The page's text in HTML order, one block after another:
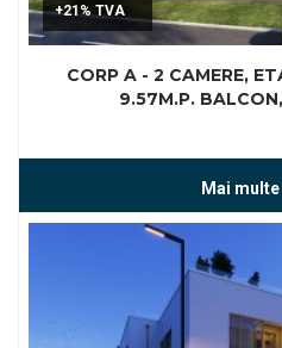
+21% TVA
CORP A - 2 CAMERE,
9.57M.P.
Mai